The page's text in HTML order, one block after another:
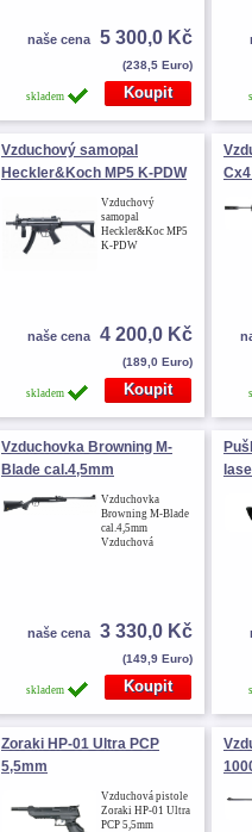
naše cena 5 300,0 Kč
(238,5 Euro)
skladem
Vzduchový samopal
Heckler&Koch MP5 K-PDW
Vzduchový
samopal
Heckler&Koc MP5
K-PDW
naše cena 4 200,0 Kč
(189,0 Euro)
skladem
Vzduchovka Browning M-
Blade cal.4,5mm
Vzduchovka
Browning M-Blade
cal.4,5mm
Vzduchová
naše cena 3 330,0 Kč
(149,9 Euro)
skladem
Zoraki HP-01 Ultra PCP
5,5mm
Vzduchová pistole
Zoraki HP-01 Ultra
PCP 5,5mm